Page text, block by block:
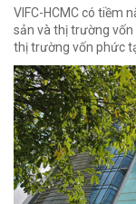
VIFC-HCMC có tiềm
sản và thị trường vốn
thị trường vốn phức